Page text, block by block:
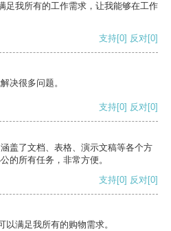
足我所有的工作需求，让我能够在工作
支持[0] 反对[0]
决很多问题。
支持[0] 反对[0]
盖了文档、表格、演示文稿等各个方
的所有任务，非常方便。
支持[0] 反对[0]
满足我所有的购物需求。